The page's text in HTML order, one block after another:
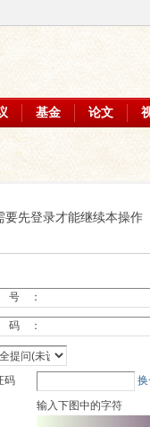
基金 论文
要先登录才能继续本操作
号 ：
码 ：
码
输入下图中的字符